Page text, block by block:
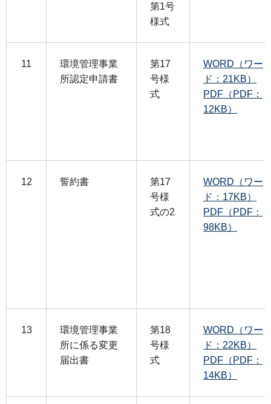
第1号
様式
11
環境管理事業
所認定申請書
第17
号様
式
WORD（ワー
ド：21KB）
PDF（PDF：
12KB）
12 誓約書
第17
号様
式の2
WORD（ワー
ド：17KB）
PDF（PDF：
98KB）
13
環境管理事業
所に係る変更
届出書
第18
号様
式
WORD（ワー
ド：22KB）
PDF（PDF：
14KB）